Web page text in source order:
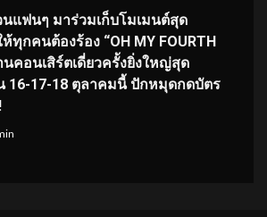
นแฟนๆ มาร่วมเก็บโมเมนต์สุด
ทุกคนต้องร้อง “OH MY FOURTH
นคอนเสิร์ตเดี่ยวครั้งยิ่งใหญ่สุด
16-17-18 ตุลาคมนี้ ปักหมุดกดบัตร